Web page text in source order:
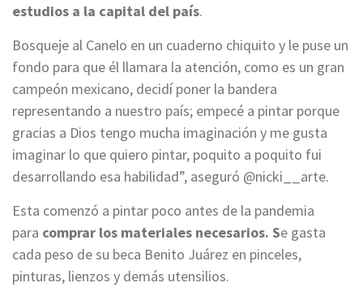
estudios a la capital del país.
Bosqueje al Canelo en un cuaderno chiquito y le puse un
fondo para que él llamara la atención, como es un gran
campeón mexicano, decidí poner la bandera
representando a nuestro país; empecé a pintar porque
gracias a Dios tengo mucha imaginación y me gusta
imaginar lo que quiero pintar, poquito a poquito fui
desarrollando esa habilidad”, aseguró @nicki__arte.
Esta comenzó a pintar poco antes de la pandemia
para comprar los materiales necesarios. Se gasta
cada peso de su beca Benito Juárez en pinceles,
pinturas, lienzos y demás utensilios.